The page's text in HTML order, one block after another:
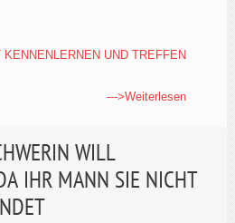
KENNENLERNEN UND TREFFEN
--->Weiterlesen
WILL
IHR MANN SIE NICHT